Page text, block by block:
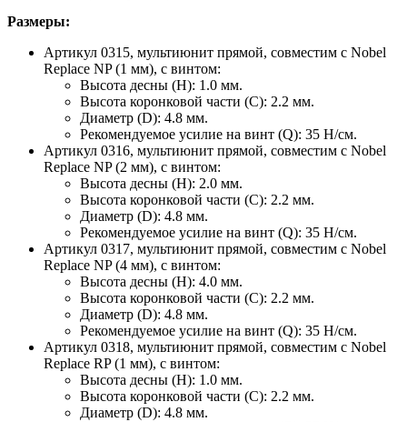
Размеры:
Артикул 0315, мультиюнит прямой, совместим с Nobel
Replace NP (1 мм), с винтом:
Высота десны (H): 1.0 мм.
Высота коронковой части (C): 2.2 мм.
Диаметр (D): 4.8 мм.
Рекомендуемое усилие на винт (Q): 35 H/см.
Артикул 0316, мультиюнит прямой, совместим с Nobel
Replace NP (2 мм), с винтом:
Высота десны (H): 2.0 мм.
Высота коронковой части (C): 2.2 мм.
Диаметр (D): 4.8 мм.
Рекомендуемое усилие на винт (Q): 35 H/см.
Артикул 0317, мультиюнит прямой, совместим с Nobel
Replace NP (4 мм), с винтом:
Высота десны (H): 4.0 мм.
Высота коронковой части (C): 2.2 мм.
Диаметр (D): 4.8 мм.
Рекомендуемое усилие на винт (Q): 35 H/см.
Артикул 0318, мультиюнит прямой, совместим с Nobel
Replace RP (1 мм), с винтом:
Высота десны (H): 1.0 мм.
Высота коронковой части (C): 2.2 мм.
Диаметр (D): 4.8 мм.